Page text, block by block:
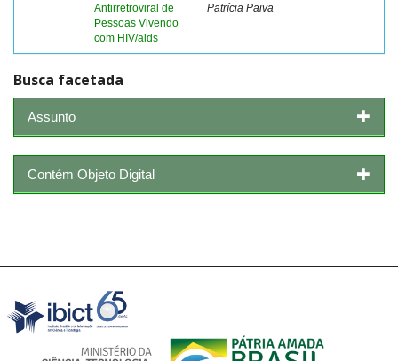
Antirretroviral de
Pessoas Vivendo
com HIV/aids
Patrícia Paiva
Busca facetada
Assunto
Contém Objeto Digital